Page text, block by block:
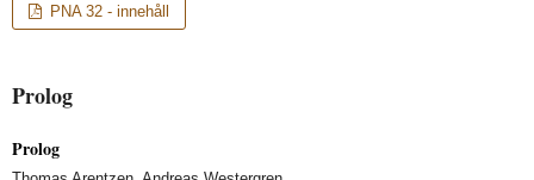
PNA 32 - innehåll
Prolog
Prolog